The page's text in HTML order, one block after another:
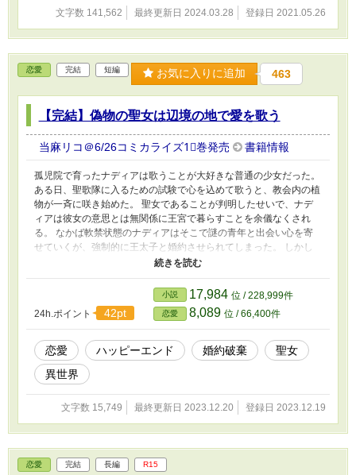
家族以外には猫をかぶっていた。 どうせ婚約は
解消、傷物扱いされてロクな嫁入り先も見つか
らない。 そう気付いて自ら本性を露呈させるこ
とにしたのだ。 婚約破棄のために二人の関係を
白日の下に晒したら、隣国の末王子と婚約して
いたらしいリンダまで婚約破棄になったらし
い。 自邸の庭園でひとり密かに祝杯を上げるミ
シェルのもとに、一人の青年が迷い込む。 すっ
かり出来上がった彼女は、彼の素性も聞かずに
付き合わせることにした。 それがリンダの元婚
約者だとも知らずに。 ※架空の世界の架空の国
ーンが多いです。
文字数 141,562 最終更新日 2024.03.28 登録日 2021.05.26
恋愛 完結 短編 お気に入りに追加 463
【完結】偽物の聖女は辺境の地で愛を歌う
当麻リコ＠6/26コミカライズ1⃣巻発売 書籍情報
孤児院で育ったナディアは歌うことが大好きな普通の少女だった。
ある日、聖歌隊に入るための試験で心を込めて歌うと、教会内の植
物が一斉に咲き始めた。 聖女であることが判明したせいで、ナデ
ィアは彼女の意思とは無関係に王宮で暮らすことを余儀なくされ
る。 なかば軟禁状態のナディアはそこで謎の青年と出会い心を寄
せていくが、強制的に王太子と婚約させられてしまった。 しかし
すべてを諦め参加した婚約披露パーティーの当日、ナディアは聖女
聖女が偽聖女と貶められ、王子との婚約を破棄されてようやく自由
に生きられるようになるお話です。
24h.ポイント
42pt
小説 17,984 位 / 228,999件
恋愛 8,089 位 / 66,400件
恋愛 ハッピーエンド 婚約破棄
聖女
異世界
文字数 15,749 最終更新日 2023.12.20 登録日 2023.12.19
恋愛 完結 長編 R15